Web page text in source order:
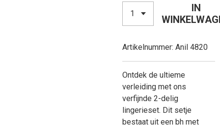
IN
Artikelnummer: Anil 4820
Ontdek de ultieme
verleiding met ons
verfijnde 2-delig
lingerieset. Dit setje
bestaat uit een bh met